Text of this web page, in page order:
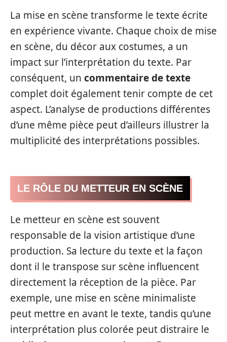
La mise en scène transforme le texte écrite
en expérience vivante. Chaque choix de mise
en scène, du décor aux costumes, a un
impact sur l’interprétation du texte. Par
conséquent, un commentaire de texte
complet doit également tenir compte de cet
aspect. L’analyse de productions différentes
d’une même pièce peut d’ailleurs illustrer la
multiplicité des interprétations possibles.
LE RÔLE DU METTEUR EN SCÈNE
Le metteur en scène est souvent
responsable de la vision artistique d’une
production. Sa lecture du texte et la façon
dont il le transpose sur scène influencent
directement la réception de la pièce. Par
exemple, une mise en scène minimaliste
peut mettre en avant le texte, tandis qu’une
interprétation plus colorée peut distraire le